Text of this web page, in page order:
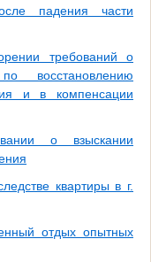
падения части
требований о
восстановлению
и в компенсации
о взыскании
квартиры в г.
отдых опытных